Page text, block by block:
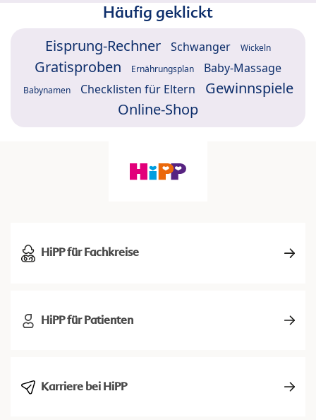
Häufig geklickt
Eisprung-Rechner Schwanger Wickeln
Gratisproben Ernährungsplan Baby-Massage
Babynamen Checklisten für Eltern
Gewinnspiele
Online-Shop
HiPP für Fachkreise
HiPP für Patienten
Karriere bei HiPP